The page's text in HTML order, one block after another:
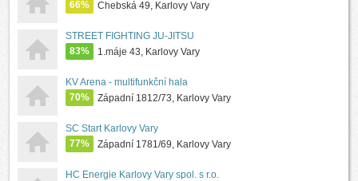
66%
Chebská 49, Karlovy Vary
STREET FIGHTING JU-JITSU
83%
1.máje 43, Karlovy Vary
KV Arena - multifunkční hala
70%
Západní 1812/73, Karlovy Vary
SC Start Karlovy Vary
77%
Západní 1781/69, Karlovy Vary
HC Energie Karlovy Vary spol. s r.o.